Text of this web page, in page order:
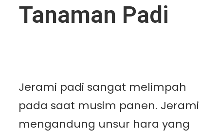
Tanaman Padi
Jerami padi sangat melimpah
pada saat musim panen. Jerami
mengandung unsur hara yang